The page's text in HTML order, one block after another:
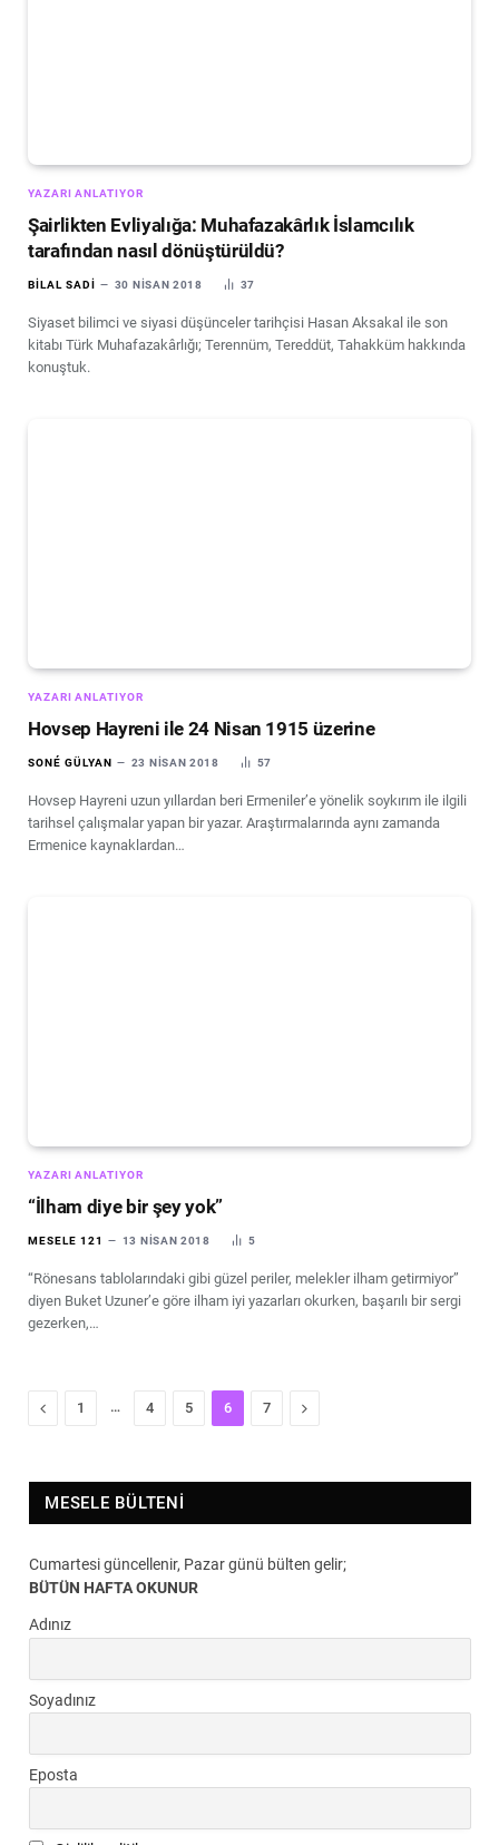
YAZARI ANLATIYOR
Şairlikten Evliyalığa: Muhafazakârlık İslamcılık
tarafından nasıl dönüştürüldü?
BILAL SADI 30 NISAN 2018 37
Siyaset bilimci ve siyasi düşünceler tarihçisi Hasan Aksakal ile son
kitabı Türk Muhafazakârlığı; Terennüm, Tereddüt, Tahakküm hakkında
konuştuk.
YAZARI ANLATIYOR
Hovsep Hayreni ile 24 Nisan 1915 üzerine
SONÉ GÜLYAN 23 NISAN 2018 57
Hovsep Hayreni uzun yıllardan beri Ermeniler’e yönelik soykırım ile ilgili
tarihsel çalışmalar yapan bir yazar. Araştırmalarında aynı zamanda
Ermenice kaynaklardan…
YAZARI ANLATIYOR
“İlham diye bir şey yok”
MESELE 121 13 NISAN 2018 5
“Rönesans tablolarındaki gibi güzel periler, melekler ilham getirmiyor”
diyen Buket Uzuner’e göre ilham iyi yazarları okurken, başarılı bir sergi
gezerken,…
Previous
1 … 4 5 6 7 Next
MESELE BÜLTENI
Cumartesi güncellenir, Pazar günü bülten gelir;
BÜTÜN HAFTA OKUNUR
Adınız
Soyadınız
Eposta